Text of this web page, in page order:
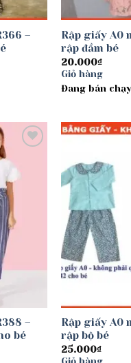
–
Rập giấy A0
rập đầm bé
20.000₫
Giỏ hàng
Đang bán chạy
wishlist
–
bé
Rập giấy A0
rập bộ bé
25.000₫